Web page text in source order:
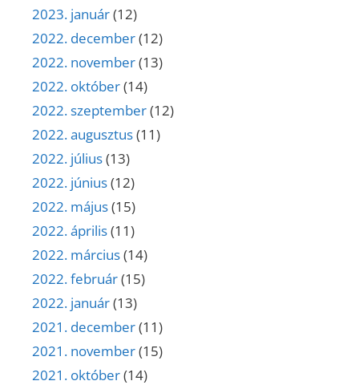
2023. január(12)
2022. december(12)
2022. november(13)
2022. október(14)
2022. szeptember(12)
2022. augusztus(11)
2022. július(13)
2022. június(12)
2022. május(15)
2022. április(11)
2022. március(14)
2022. február(15)
2022. január(13)
2021. december(11)
2021. november(15)
2021. október(14)